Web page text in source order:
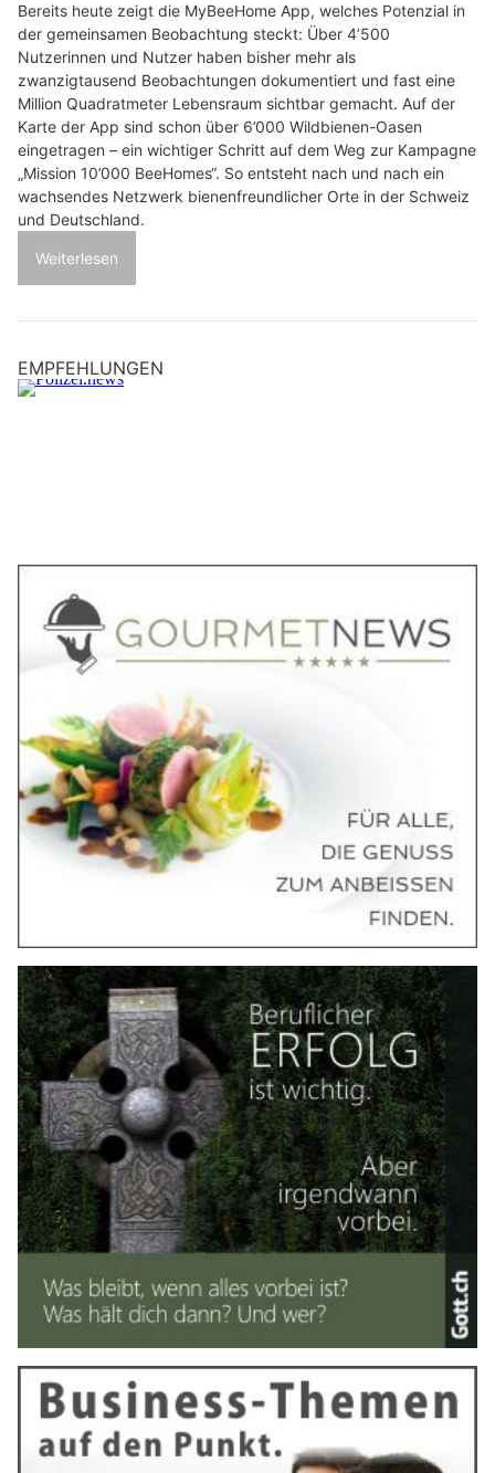
Bereits heute zeigt die MyBeeHome App, welches Potenzial in
der gemeinsamen Beobachtung steckt: Über 4’500
Nutzerinnen und Nutzer haben bisher mehr als
zwanzigtausend Beobachtungen dokumentiert und fast eine
Million Quadratmeter Lebensraum sichtbar gemacht. Auf der
Karte der App sind schon über 6’000 Wildbienen-Oasen
eingetragen – ein wichtiger Schritt auf dem Weg zur Kampagne
„Mission 10’000 BeeHomes“. So entsteht nach und nach ein
wachsendes Netzwerk bienenfreundlicher Orte in der Schweiz
und Deutschland.
Weiterlesen
EMPFEHLUNGEN